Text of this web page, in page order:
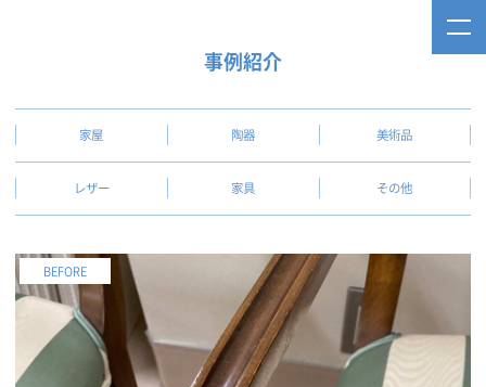
事例紹介
家屋 陶器 美術品
レザー 家具 その他